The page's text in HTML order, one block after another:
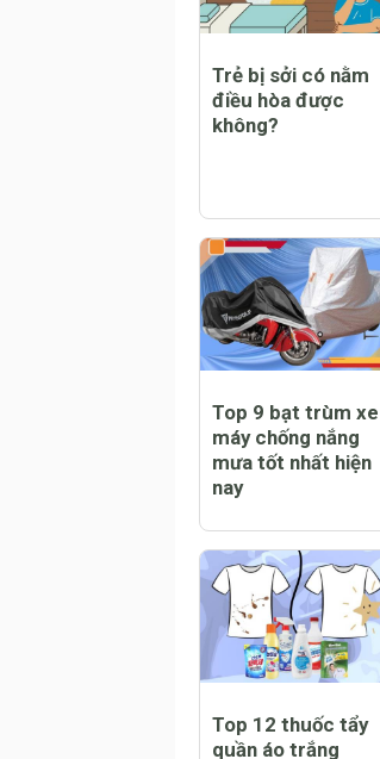
Trẻ bị sởi có nằm
điều hòa được
không?
Top 9 bạt trùm xe
máy chống nắng
mưa tốt nhất hiện
nay